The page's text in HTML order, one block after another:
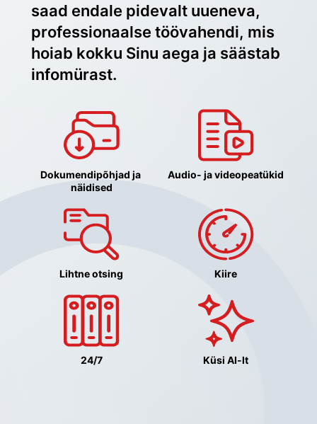
saad endale pidevalt uueneva,
professionaalse töövahendi, mis
hoiab kokku Sinu aega ja säästab
infomürast.
Dokumendipõhjad ja
näidised
Audio- ja videopeatükid
Lihtne otsing Kiire
24/7 Küsi AI-lt